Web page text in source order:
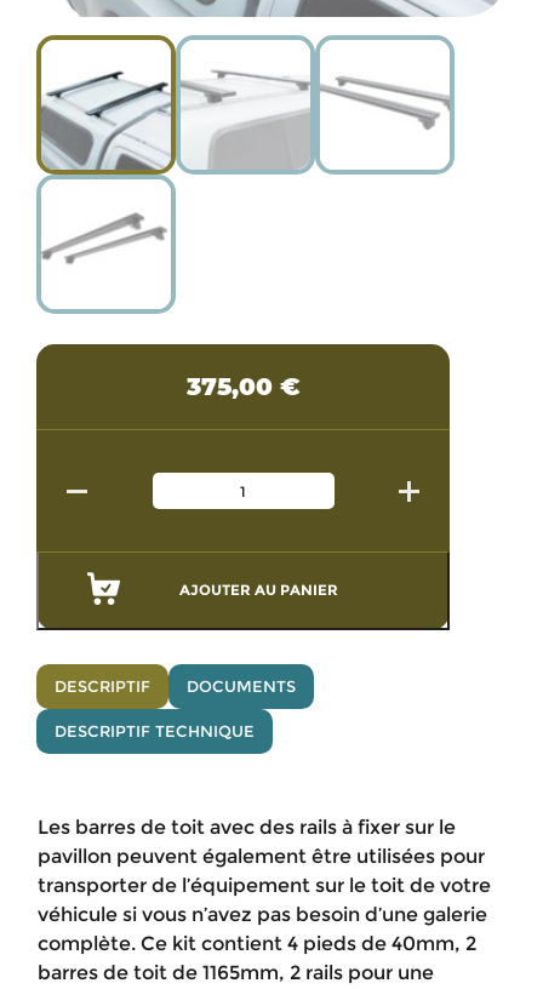
AJOUTER AU PANIER
375,00 €
DESCRIPTIF DOCUMENTS
DESCRIPTIF TECHNIQUE
Les barres de toit avec des rails à fixer sur le
pavillon peuvent également être utilisées pour
transporter de l’équipement sur le toit de votre
véhicule si vous n’avez pas besoin d’une galerie
complète. Ce kit contient 4 pieds de 40mm, 2
barres de toit de 1165mm, 2 rails pour une